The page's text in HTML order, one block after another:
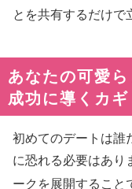
とを共有するだけで
あなたの可愛
成功に導くカギ
初めてのデートは誰
に恐れる必要はあり
ークを展開すること